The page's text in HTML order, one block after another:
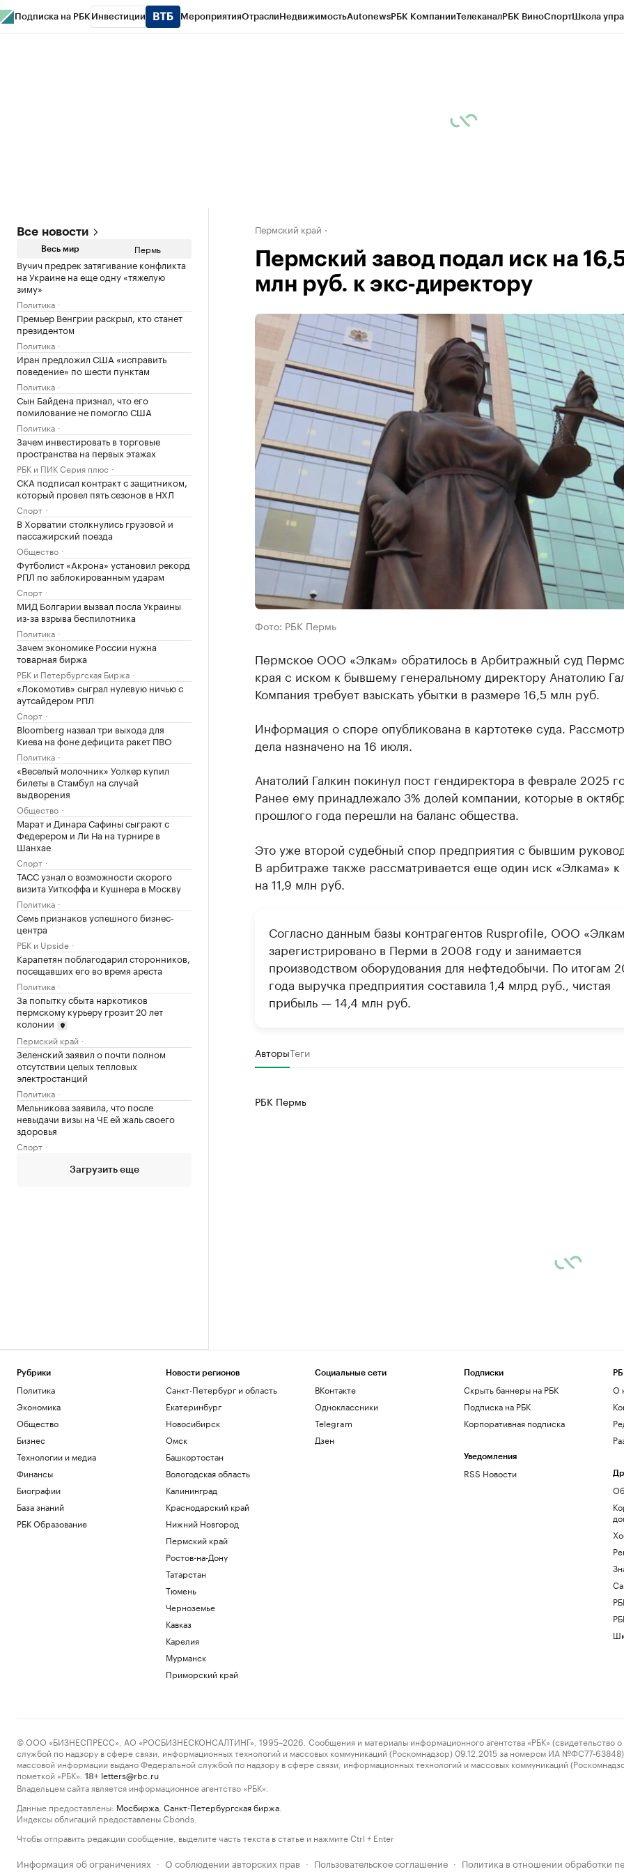
Подписка на РБК Инвестиции МероприятияОтраслиНедвижимостьAutonewsРБК КомпанииТелеканалРБК ВиноСпортШкола
Все новости
Весь мир Пермь
Вучич предрек затягивание конфликта
на Украине на еще одну «тяжелую
зиму»
Политика
Премьер Венгрии раскрыл, кто станет
президентом
Политика
Иран предложил США «исправить
поведение» по шести пунктам
Политика
Сын Байдена признал, что его
помилование не помогло США
Политика
Зачем инвестировать в торговые
пространства на первых этажах
РБК и ПИК Серия плюс
СКА подписал контракт с защитником,
который провел пять сезонов в НХЛ
Спорт
В Хорватии столкнулись грузовой и
пассажирский поезда
Общество
Футболист «Акрона» установил рекорд
РПЛ по заблокированным ударам
Спорт
МИД Болгарии вызвал посла Украины
из-за взрыва беспилотника
Политика
Зачем экономике России нужна
товарная биржа
РБК и Петербургская Биржа
«Локомотив» сыграл нулевую ничью с
аутсайдером РПЛ
Спорт
Bloomberg назвал три выхода для
Киева на фоне дефицита ракет ПВО
Политика
«Веселый молочник» Уолкер купил
билеты в Стамбул на случай
выдворения
Общество
Марат и Динара Сафины сыграют с
Федерером и Ли На на турнире в
Шанхае
Спорт
ТАСС узнал о возможности скорого
визита Уиткоффа и Кушнера в Москву
Политика
Семь признаков успешного бизнес-
центра
РБК и Upside
Карапетян поблагодарил сторонников,
посещавших его во время ареста
Политика
За попытку сбыта наркотиков
пермскому курьеру грозит 20 лет
колонии
Пермский край
Зеленский заявил о почти полном
отсутствии целых тепловых
электростанций
Политика
Мельникова заявила, что после
невыдачи визы на ЧЕ ей жаль своего
здоровья
Спорт
Загрузить еще
Пермский край
Пермский завод подал иск на
млн руб. к экс-директору
Фото: РБК Пермь
Пермское ООО «Элкам» обратилось в Арбитражный суд
края с иском к бывшему генеральному директору Анатолию
Компания требует взыскать убытки в размере 16,5 млн руб.
Информация о споре опубликована в картотеке суда.
дела назначено на 16 июля.
Анатолий Галкин покинул пост гендиректора в феврале 2025
Ранее ему принадлежало 3% долей компании, которые в
прошлого года перешли на баланс общества.
Это уже второй судебный спор предприятия с бывшим
В арбитраже также рассматривается еще один иск «Элкама» к
на 11,9 млн руб.
Согласно данным базы контрагентов Rusprofile, ООО
зарегистрировано в Перми в 2008 году и занимается
производством оборудования для нефтедобычи. По итогам
года выручка предприятия составила 1,4 млрд руб., чистая
прибыль — 14,4 млн руб.
АвторыТеги
РБК Пермь
Рубрики
Политика
Экономика
Общество
Бизнес
Технологии и медиа
Финансы
Биографии
База знаний
РБК Образование
Новости регионов
Санкт-Петербург и область
Екатеринбург
Новосибирск
Омск
Башкортостан
Вологодская область
Калининград
Краснодарский край
Нижний Новгород
Пермский край
Ростов-на-Дону
Татарстан
Тюмень
Черноземье
Кавказ
Карелия
Мурманск
Приморский край
Социальные сети
ВКонтакте
Одноклассники
Telegram
Дзен
Подписки
Скрыть баннеры на РБК
Подписка на РБК
Корпоративная подписка
Уведомления
RSS Новости
О
© ООО «БИЗНЕСПРЕСС», АО «РОСБИЗНЕСКОНСАЛТИНГ», 1995–2026. Сообщения и материалы информационного агентства «РБК» (свидетельство о
службой по надзору в сфере связи, информационных технологий и массовых коммуникаций (Роскомнадзор) 09.12.2015 за номером ИА №ФС77-63848)
массовой информации выдано Федеральной службой по надзору в сфере связи, информационных технологий и массовых коммуникаций
пометкой «РБК».
18+ letters@rbc.ru
Владельцем сайта является информационное агентство «РБК».
Данные предоставлены: Мосбиржа Санкт-Петербургская биржа
Индексы облигаций предоставлены Cbonds.
Чтобы отправить редакции сообщение, выделите часть текста в статье и нажмите Ctrl + Enter
Информация об ограничениях · О соблюдении авторских прав · Пользовательское соглашение · Политика в отношении обработки